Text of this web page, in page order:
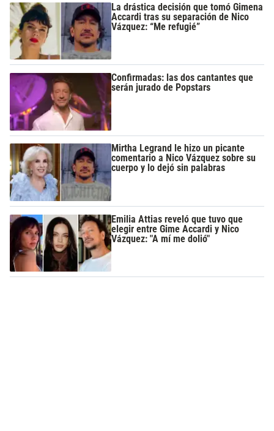
La drástica decisión que tomó Gimena
Accardi tras su separación de Nico
Vázquez: “Me refugié”
Confirmadas: las dos cantantes que
serán jurado de Popstars
Mirtha Legrand le hizo un picante
comentario a Nico Vázquez sobre su
cuerpo y lo dejó sin palabras
Emilia Attias reveló que tuvo que
elegir entre Gime Accardi y Nico
Vázquez: "A mí me dolió"